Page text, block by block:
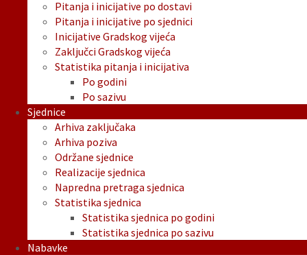
Pitanja i inicijative po dostavi
Pitanja i inicijative po sjednici
Inicijative Gradskog vijeća
Zaključci Gradskog vijeća
Statistika pitanja i inicijativa
Po godini
Po sazivu
Sjednice
Arhiva zaključaka
Arhiva poziva
Održane sjednice
Realizacije sjednica
Napredna pretraga sjednica
Statistika sjednica
Statistika sjednica po godini
Statistika sjednica po sazivu
Nabavke